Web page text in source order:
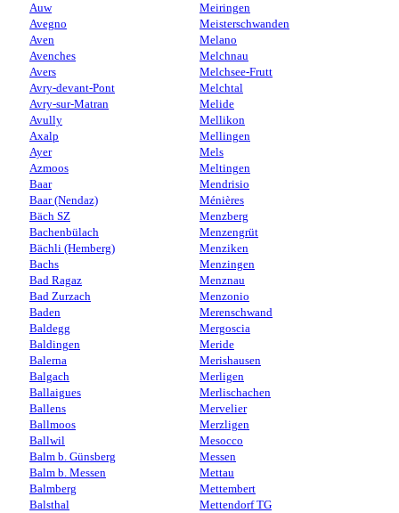
Auw
Avegno
Aven
Avenches
Avers
Avry-devant-Pont
Avry-sur-Matran
Avully
Axalp
Ayer
Azmoos
Baar
Baar (Nendaz)
Bäch SZ
Bachenbülach
Bächli (Hemberg)
Bachs
Bad Ragaz
Bad Zurzach
Baden
Baldegg
Baldingen
Balerna
Balgach
Ballaigues
Ballens
Ballmoos
Ballwil
Balm b. Günsberg
Balm b. Messen
Balmberg
Balsthal
Meiringen
Meisterschwanden
Melano
Melchnau
Melchsee-Frutt
Melchtal
Melide
Mellikon
Mellingen
Mels
Meltingen
Mendrisio
Ménières
Menzberg
Menzengrüt
Menziken
Menzingen
Menznau
Menzonio
Merenschwand
Mergoscia
Meride
Merishausen
Merligen
Merlischachen
Mervelier
Merzligen
Mesocco
Messen
Mettau
Mettembert
Mettendorf TG